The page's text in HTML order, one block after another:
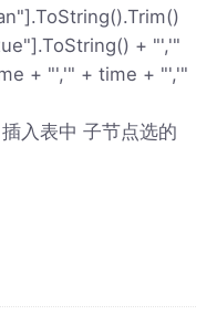
+ "','"
+ "','" + time + "','"
入表中 子节点选的